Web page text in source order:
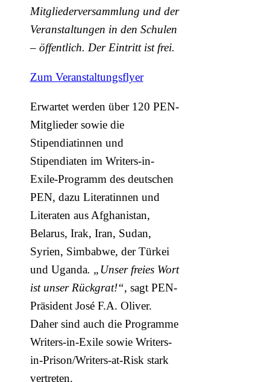
Mitgliederversammlung und der
Veranstaltungen in den Schulen
– öffentlich. Der Eintritt ist frei.
Zum Veranstaltungsflyer
Erwartet werden über 120 PEN-
Mitglieder sowie die
Stipendiatinnen und
Stipendiaten im Writers-in-
Exile-Programm des deutschen
PEN, dazu Literatinnen und
Literaten aus Afghanistan,
Belarus, Irak, Iran, Sudan,
Syrien, Simbabwe, der Türkei
und Uganda. „Unser freies Wort
ist unser Rückgrat!“, sagt PEN-
Präsident José F.A. Oliver.
Daher sind auch die Programme
Writers-in-Exile sowie Writers-
in-Prison/Writers-at-Risk stark
vertreten.